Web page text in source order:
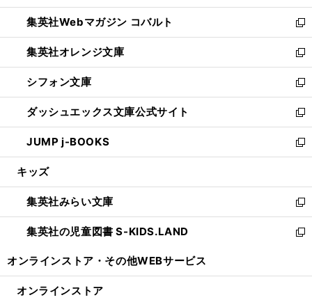
開
く
ウ
で
開
く
ン
ド
ウ
で
開
く
ウ
ィ
ン
ド
ウ
で
開
く
集英社Webマガジン コバルト
新
し
い
ウ
ィ
ン
ド
ウ
で
開
集英社オレンジ文庫
新
し
い
ウ
ィ
ン
ド
ウ
開
く
シフォン文庫
新
し
い
ウ
ィ
ン
ウ
で
開
く
ダッシュエックス文庫公式サイト
新
し
い
ウ
ン
ド
ウ
で
JUMP j-BOOKS
新
し
ウ
ィ
ン
ド
開
キッズ
集英社みらい文庫
新
し
い
ン
集英社の児童図書 S-KIDS.LAND
新
ウ
オンラインストア・ その他WEBサービス
オンラインストア